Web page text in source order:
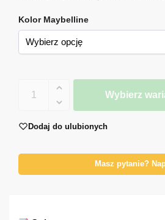
Kolor Maybelline
Wybierz
Dodaj do ulubionych
Masz pytanie?